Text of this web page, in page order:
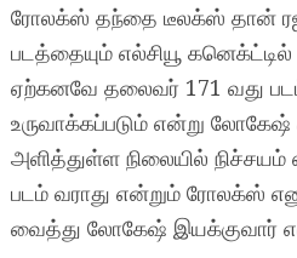
ரோலக்ஸ் தந்தை டீலக்ஸ் தான்
படத்தையும் எல்சியூ
ஏற்கனவே தலைவர் 171 வது
உருவாக்கப்படும் என்று லோகேஷ்
அளித்துள்ள நிலையில்
படம் வராது என்றும் ரோலக்ஸ்
வைத்து லோகேஷ் இயக்குவார்